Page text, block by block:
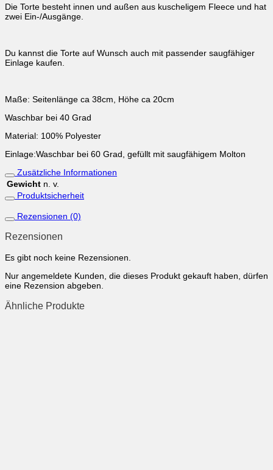
Die Torte besteht innen und außen aus kuscheligem Fleece und hat
zwei Ein-/Ausgänge.
Du kannst die Torte auf Wunsch auch mit passender saugfähiger
Einlage kaufen.
Maße: Seitenlänge ca 38cm, Höhe ca 20cm
Waschbar bei 40 Grad
Material: 100% Polyester
Einlage:Waschbar bei 60 Grad, gefüllt mit saugfähigem Molton
Zusätzliche Informationen
Gewicht n. v.
Produktsicherheit
Rezensionen (0)
Rezensionen
Es gibt noch keine Rezensionen.
Nur angemeldete Kunden, die dieses Produkt gekauft haben, dürfen
eine Rezension abgeben.
Ähnliche Produkte